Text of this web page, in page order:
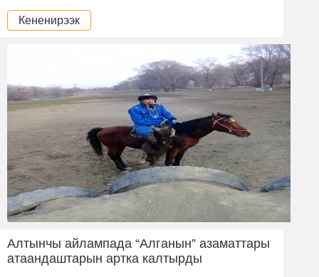
Кененирээк
Алтынчы айлампада “Алганын” азаматтары
атаандаштарын артка калтырды